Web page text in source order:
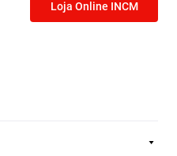
Loja Online INCM